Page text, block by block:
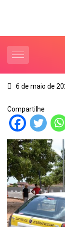
6 de maio de
Compartilhe